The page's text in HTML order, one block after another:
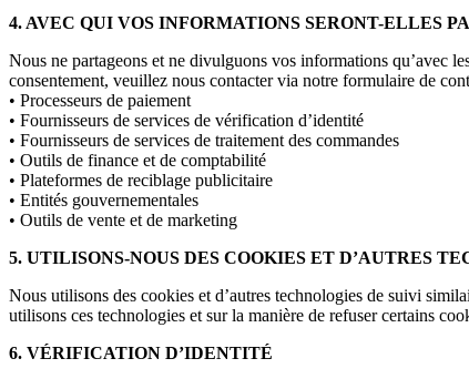
4. AVEC QUI VOS INFORMATIONS SERONT-ELLES
Nous ne partageons et ne divulguons vos informations qu’avec
consentement, veuillez nous contacter via notre formulaire de
• Processeurs de paiement
• Fournisseurs de services de vérification d’identité
• Fournisseurs de services de traitement des commandes
• Outils de finance et de comptabilité
• Plateformes de reciblage publicitaire
• Entités gouvernementales
• Outils de vente et de marketing
5. UTILISONS-NOUS DES COOKIES ET D’AUTRES
Nous utilisons des cookies et d’autres technologies de suivi
utilisons ces technologies et sur la manière de refuser certains
6. VÉRIFICATION D’IDENTITÉ